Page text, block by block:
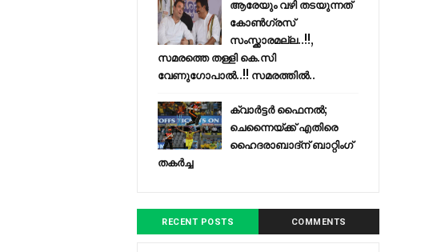
ആരേയും വഴി തടയുന്നത്
കോണ്‍ഗ്രസ്
സംസ്ക്കാരമല്ല..!!,
സമരത്തെ തള്ളി കെ.സി
വേണുഗോപാൽ..!! സമരത്തിൽ..
ക്വാർട്ടർ ഫൈനൽ;
ചെന്നൈയ്ക്ക് എതിരെ
ഹൈദരാബാദ്ന് ബാറ്റിംഗ്
തകർച്ച
RECENT POSTS COMMENTS